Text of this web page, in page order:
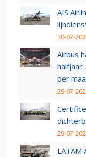
AIS
30-07-
Airbus
per
29-07-
29-07-
LATAM